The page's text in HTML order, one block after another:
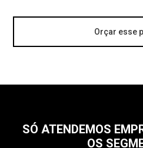
Orçar esse
SÓ ATENDEMOS
OS